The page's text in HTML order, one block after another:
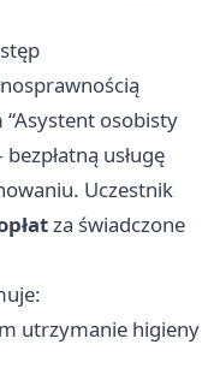
“Asystent osobisty
usługę
Uczestnik
za świadczone
utrzymanie higieny